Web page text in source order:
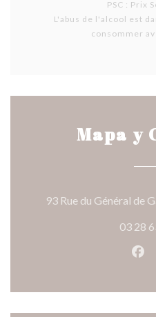
PSC : Prix
L'abus de l'alcool est
consommer
Mapa y
93 Rue du Général de
03 28